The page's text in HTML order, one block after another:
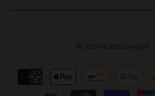
© 2025 Heckett Living B.V.